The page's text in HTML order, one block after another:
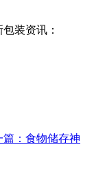
装资讯：
篇：食物储存神